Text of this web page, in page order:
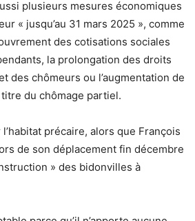
plusieurs mesures économiques
« jusqu’au 31 mars 2025 », comme
des cotisations sociales
la prolongation des droits
des chômeurs ou l’augmentation de
du chômage partiel.
précaire, alors que François
de son déplacement fin décembre
» des bidonvilles à